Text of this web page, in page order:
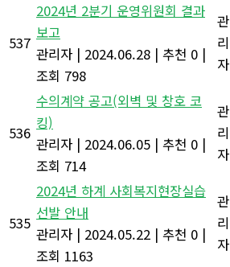
537
2024년 2분기 운영위원회 결과
보고
관리자 | 2024.06.28 | 추천 0 |
조회 798
관
리
자
536
수의계약 공고(외벽 및 창호 코
킹)
관리자 | 2024.06.05 | 추천 0 |
조회 714
관
리
자
535
2024년 하계 사회복지현장실습
선발 안내
관리자 | 2024.05.22 | 추천 0 |
조회 1163
관
리
자